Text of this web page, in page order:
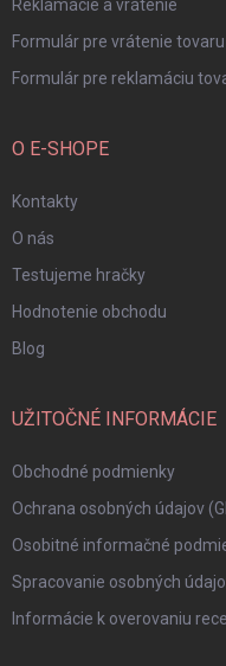
Reklamácie a vrátenie
Formulár pre vrátenie tovaru
Formulár pre reklamáciu
O E-SHOPE
Kontakty
O nás
Testujeme hračky
Hodnotenie obchodu
Blog
UŽITOČNÉ INFORMÁCIE
Obchodné podmienky
Ochrana osobných údajov
Osobitné informačné
Spracovanie osobných
Informácie k overovaniu